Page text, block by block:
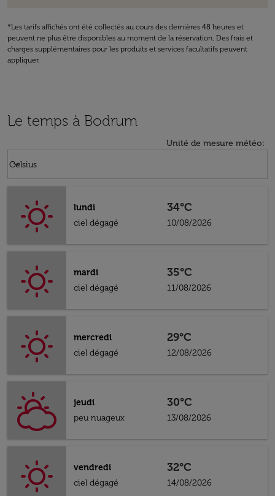
*Les tarifs affichés ont été collectés au cours des dernières 48 heures et
peuvent ne plus être disponibles au moment de la réservation. Des frais et
charges supplémentaires pour les produits et services facultatifs peuvent
appliquer.
Le temps à Bodrum
Unité de mesure météo:
Celsius
keyboard_arrow_down
lundi
ciel dégagé
34°C
10/08/2026
mardi
ciel dégagé
35°C
11/08/2026
mercredi
ciel dégagé
29°C
12/08/2026
jeudi
peu nuageux
30°C
13/08/2026
vendredi
ciel dégagé
32°C
14/08/2026